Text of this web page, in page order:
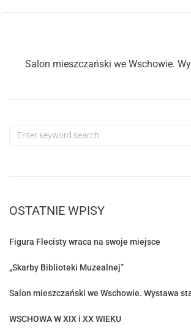
Salon mieszczański we Wschowie.
OSTATNIE WPISY
Figura Flecisty wraca na swoje miejsce
„Skarby Biblioteki Muzealnej”
Salon mieszczański we Wschowie. Wystawa
WSCHOWA W XIX i XX WIEKU